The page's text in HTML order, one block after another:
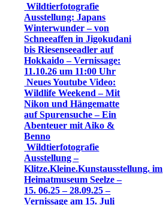
Wildtierfotografie
Ausstellung: Japans
Winterwunder – von
Schneeaffen in Jigokudani
bis Riesenseeadler auf
Hokkaido – Vernissage:
11.10.26 um 11:00 Uhr
Neues Youtube Video:
Wildlife Weekend – Mit
Nikon und Hängematte
auf Spurensuche – Ein
Abenteuer mit Aiko &
Benno
Wildtierfotografie
Ausstellung –
Klitze.Kleine.Kunstausstellung. im
Heimatmuseum Seelze –
15. 06.25 – 28.09.25 –
Vernissage am 15. Juli